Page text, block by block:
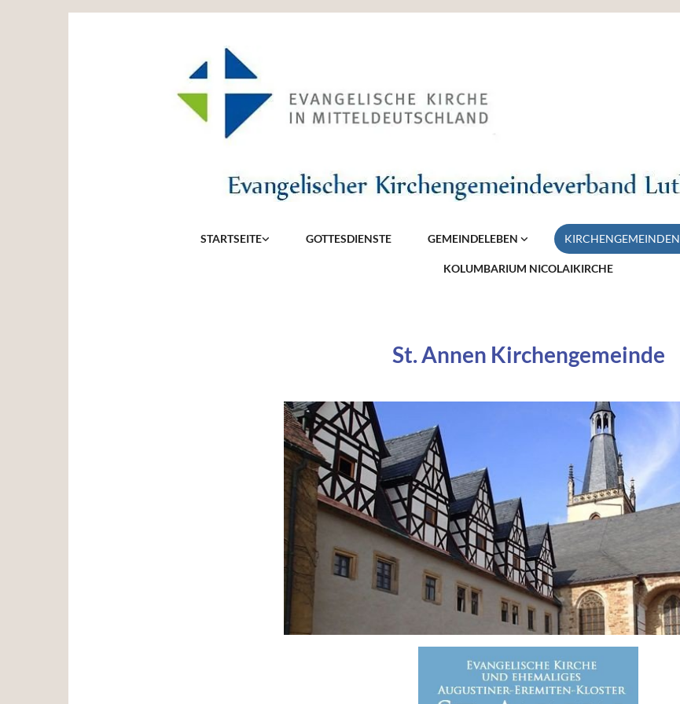
STARTSEITE GOTTESDIENSTE GEMEINDELEBEN KIRCHENGEMEINDEN
KOLUMBARIUM NICOLAIKIRCHE
St. Annen Kirchengemeinde